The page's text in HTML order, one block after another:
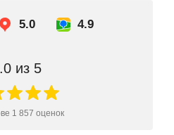
5.0 4.9
из 5
1 857 оценок